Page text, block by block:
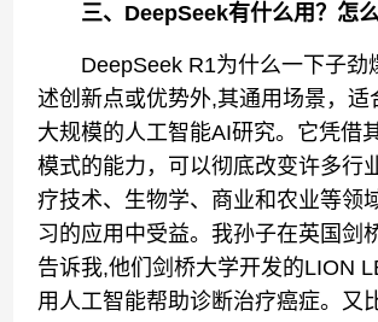
三、DeepSeek有什么用？怎么
DeepSeek R1为什么一下子劲
述创新点或优势外,其通用场景，适
大规模的人工智能AI研究。它凭借
模式的能力，可以彻底改变许多行
疗技术、生物学、商业和农业等领
习的应用中受益。我孙子在英国剑
告诉我,他们剑桥大学开发的LION
用人工智能帮助诊断治疗癌症。又